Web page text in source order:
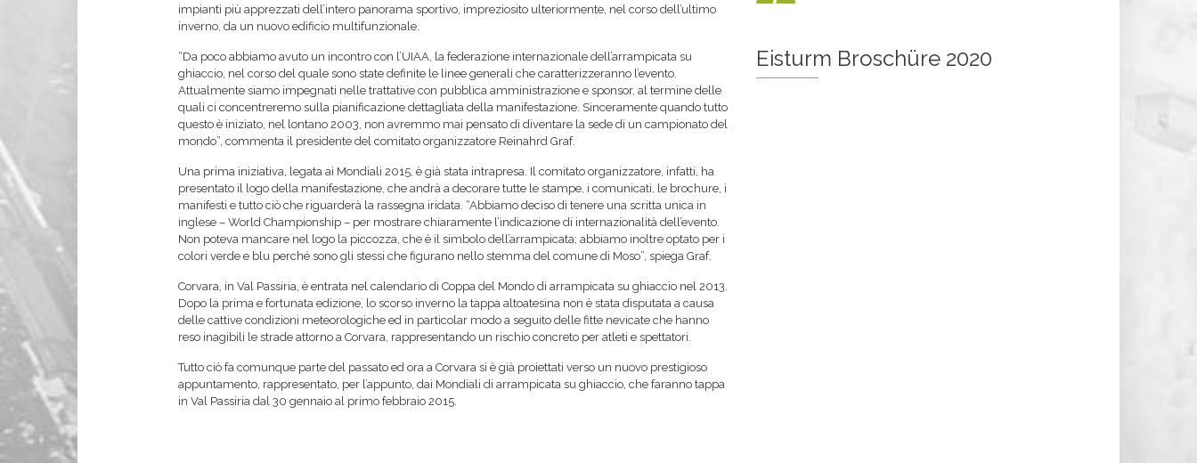
impianti più apprezzati dell’intero panorama sportivo, impreziosito ulteriormente, nel corso dell’ultimo
inverno, da un nuovo edificio multifunzionale.
“Da poco abbiamo avuto un incontro con l’UIAA, la federazione internazionale dell’arrampicata su
ghiaccio, nel corso del quale sono state definite le linee generali che caratterizzeranno l’evento.
Attualmente siamo impegnati nelle trattative con pubblica amministrazione e sponsor, al termine delle
quali ci concentreremo sulla pianificazione dettagliata della manifestazione. Sinceramente quando tutto
questo è iniziato, nel lontano 2003, non avremmo mai pensato di diventare la sede di un campionato del
mondo”, commenta il presidente del comitato organizzatore Reinahrd Graf.
Una prima iniziativa, legata ai Mondiali 2015, è già stata intrapresa. Il comitato organizzatore, infatti, ha
presentato il logo della manifestazione, che andrà a decorare tutte le stampe, i comunicati, le brochure, i
manifesti e tutto ciò che riguarderà la rassegna iridata. “Abbiamo deciso di tenere una scritta unica in
inglese – World Championship – per mostrare chiaramente l’indicazione di internazionalità dell’evento.
Non poteva mancare nel logo la piccozza, che è il simbolo dell’arrampicata; abbiamo inoltre optato per i
colori verde e blu perché sono gli stessi che figurano nello stemma del comune di Moso”, spiega Graf.
Corvara, in Val Passiria, è entrata nel calendario di Coppa del Mondo di arrampicata su ghiaccio nel 2013.
Dopo la prima e fortunata edizione, lo scorso inverno la tappa altoatesina non è stata disputata a causa
delle cattive condizioni meteorologiche ed in particolar modo a seguito delle fitte nevicate che hanno
reso inagibili le strade attorno a Corvara, rappresentando un rischio concreto per atleti e spettatori.
Tutto ciò fa comunque parte del passato ed ora a Corvara si è già proiettati verso un nuovo prestigioso
appuntamento, rappresentato, per l’appunto, dai Mondiali di arrampicata su ghiaccio, che faranno tappa
in Val Passiria dal 30 gennaio al primo febbraio 2015.
Eisturm Broschüre 2020